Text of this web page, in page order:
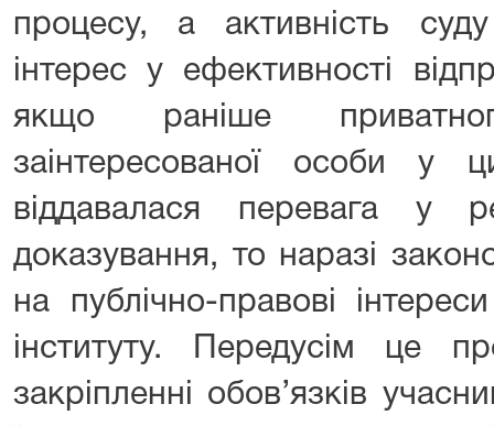
процесу, а активність
інтерес у ефективності
якщо раніше
заінтересованої особи у
віддавалася перевага у
доказування, то наразі
на публічно-правові
інституту. Передусім це
закріпленні обов’язків